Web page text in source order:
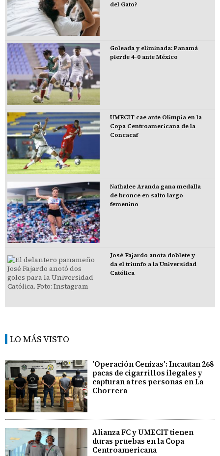
del Gato?
Goleada y eliminada: Panamá
pierde 4-0 ante México
UMECIT cae ante Olimpia en la
Copa Centroamericana de la
Concacaf
Nathalee Aranda gana medalla
de bronce en salto largo
femenino
José Fajardo anota doblete y
da el triunfo a la Universidad
Católica
LO MÁS VISTO
'Operación Cenizas': Incautan 268
pacas de cigarrillos ilegales y
capturan a tres personas en La
Chorrera
Alianza FC y UMECIT tienen
duras pruebas en la Copa
Centroamericana